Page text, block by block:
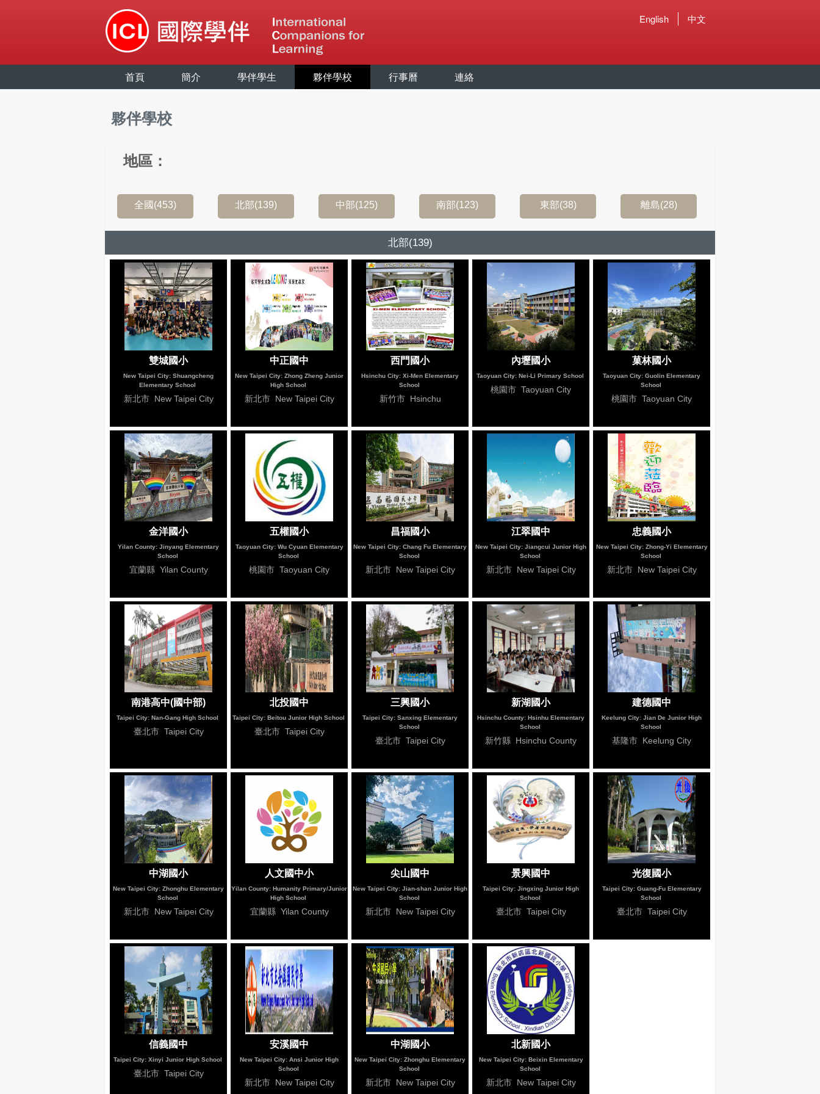
中文
English
首頁 簡介 學伴學生 夥伴學校 行事曆 連絡
夥伴學校
地區：
全國(453) 北部(139) 中部(125) 南部(123) 東部(38) 離島(28)
北部(139)
雙城國小
New Taipei City: Shuangcheng
Elementary School
新北市 New Taipei City
中正國中
New Taipei City: Zhong Zheng Junior
High School
新北市 New Taipei City
西門國小
Hsinchu City: Xi-Men Elementary
School
新竹市 Hsinchu
內壢國小
Taoyuan City: Nei-Li Primary School
桃園市 Taoyuan City
菓林國小
Taoyuan City: Guolin Elementary
School
桃園市 Taoyuan City
金洋國小
Yilan County: Jinyang Elementary
School
宜蘭縣 Yilan County
五權國小
Taoyuan City: Wu Cyuan Elementary
School
桃園市 Taoyuan City
昌福國小
New Taipei City: Chang Fu Elementary
School
新北市 New Taipei City
江翠國中
New Taipei City: Jiangcui Junior High
School
新北市 New Taipei City
忠義國小
New Taipei City: Zhong-Yi Elementary
School
新北市 New Taipei City
南港高中(國中部)
Taipei City: Nan-Gang High School
臺北市 Taipei City
北投國中
Taipei City: Beitou Junior High School
臺北市 Taipei City
三興國小
Taipei City: Sanxing Elementary
School
臺北市 Taipei City
新湖國小
Hsinchu County: Hsinhu Elementary
School
新竹縣 Hsinchu County
建德國中
Keelung City: Jian De Junior High
School
基隆市 Keelung City
中湖國小
New Taipei City: Zhonghu Elementary
School
新北市 New Taipei City
人文國中小
Yilan County: Humanity Primary/Junior
High School
宜蘭縣 Yilan County
尖山國中
New Taipei City: Jian-shan Junior High
School
新北市 New Taipei City
景興國中
Taipei City: Jingxing Junior High
School
臺北市 Taipei City
光復國小
Taipei City: Guang-Fu Elementary
School
臺北市 Taipei City
信義國中
Taipei City: Xinyi Junior High School
臺北市 Taipei City
安溪國中
New Taipei City: Ansi Junior High
School
新北市 New Taipei City
中湖國小
New Taipei City: Zhonghu Elementary
School
新北市 New Taipei City
北新國小
New Taipei City: Beixin Elementary
School
新北市 New Taipei City